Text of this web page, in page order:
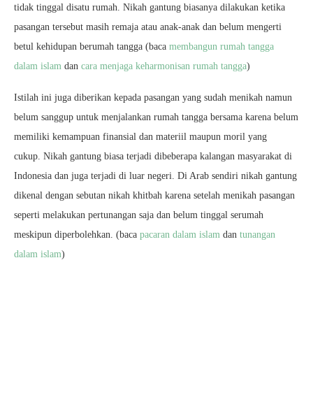
tidak tinggal disatu rumah. Nikah gantung biasanya dilakukan ketika
pasangan tersebut masih remaja atau anak-anak dan belum mengerti
betul kehidupan berumah tangga (baca membangun rumah tangga
dalam islam dan cara menjaga keharmonisan rumah tangga)
Istilah ini juga diberikan kepada pasangan yang sudah menikah namun
belum sanggup untuk menjalankan rumah tangga bersama karena belum
memiliki kemampuan finansial dan materiil maupun moril yang
cukup. Nikah gantung biasa terjadi dibeberapa kalangan masyarakat di
Indonesia dan juga terjadi di luar negeri. Di Arab sendiri nikah gantung
dikenal dengan sebutan nikah khitbah karena setelah menikah pasangan
seperti melakukan pertunangan saja dan belum tinggal serumah
meskipun diperbolehkan. (baca pacaran dalam islam dan tunangan
dalam islam)